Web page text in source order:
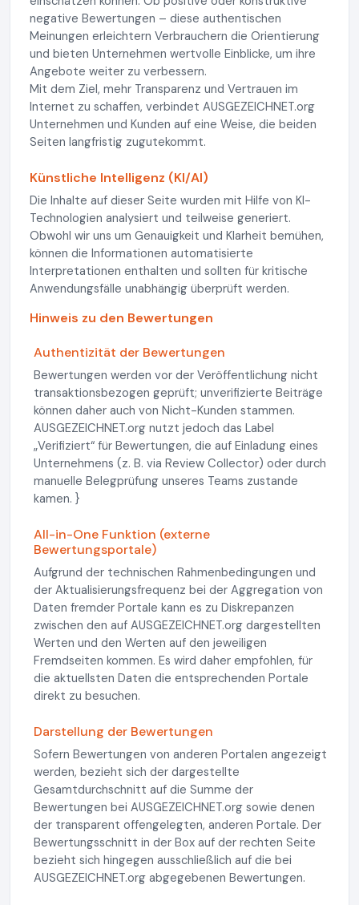
negative Bewertungen – diese authentischen
Meinungen erleichtern Verbrauchern die Orientierung
und bieten Unternehmen wertvolle Einblicke, um ihre
Angebote weiter zu verbessern.
Mit dem Ziel, mehr Transparenz und Vertrauen im
Internet zu schaffen, verbindet AUSGEZEICHNET.org
Unternehmen und Kunden auf eine Weise, die beiden
Seiten langfristig zugutekommt.
Künstliche Intelligenz (KI/AI)
Die Inhalte auf dieser Seite wurden mit Hilfe von KI-
Technologien analysiert und teilweise generiert.
Obwohl wir uns um Genauigkeit und Klarheit bemühen,
können die Informationen automatisierte
Interpretationen enthalten und sollten für kritische
Anwendungsfälle unabhängig überprüft werden.
Hinweis zu den Bewertungen
Authentizität der Bewertungen
Bewertungen werden vor der Veröffentlichung nicht
transaktionsbezogen geprüft; unverifizierte Beiträge
können daher auch von Nicht-Kunden stammen.
AUSGEZEICHNET.org nutzt jedoch das Label
„Verifiziert“ für Bewertungen, die auf Einladung eines
Unternehmens (z. B. via Review Collector) oder durch
manuelle Belegprüfung unseres Teams zustande
kamen. }
All-in-One Funktion (externe
Bewertungsportale)
Aufgrund der technischen Rahmenbedingungen und
der Aktualisierungsfrequenz bei der Aggregation von
Daten fremder Portale kann es zu Diskrepanzen
zwischen den auf AUSGEZEICHNET.org dargestellten
Werten und den Werten auf den jeweiligen
Fremdseiten kommen. Es wird daher empfohlen, für
die aktuellsten Daten die entsprechenden Portale
direkt zu besuchen.
Darstellung der Bewertungen
Sofern Bewertungen von anderen Portalen angezeigt
werden, bezieht sich der dargestellte
Gesamtdurchschnitt auf die Summe der
Bewertungen bei AUSGEZEICHNET.org sowie denen
der transparent offengelegten, anderen Portale. Der
Bewertungsschnitt in der Box auf der rechten Seite
bezieht sich hingegen ausschließlich auf die bei
AUSGEZEICHNET.org abgegebenen Bewertungen.